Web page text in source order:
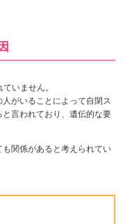
いません。
がいることによって自閉ス
言われており、遺伝的な要
関係があると考えられてい